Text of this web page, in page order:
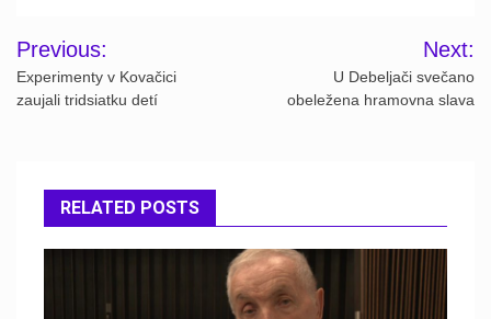
Post
navigation
Previous:
Experimenty v Kovačici
zaujali tridsiatku detí
Next:
U Debeljači svečano
obeležena hramovna slava
RELATED POSTS